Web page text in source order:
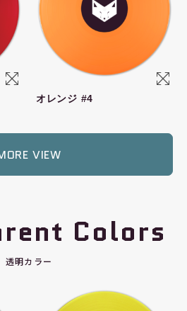
オレンジ #4
VIEW
Colors
透明カラー